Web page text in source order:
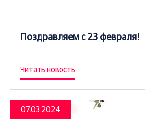
Поздравляем с 23 февраля!
Читать новость
07.03.2024